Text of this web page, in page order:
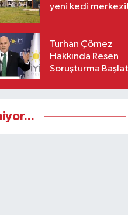
yeni kedi merkezi!
Turhan Çömez
Hakkında Resen
Soruşturma